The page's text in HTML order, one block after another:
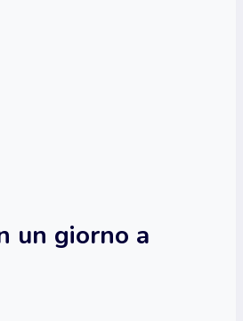
un giorno a